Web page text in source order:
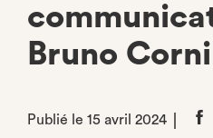
Bruno
Publié le 15 avril 2024